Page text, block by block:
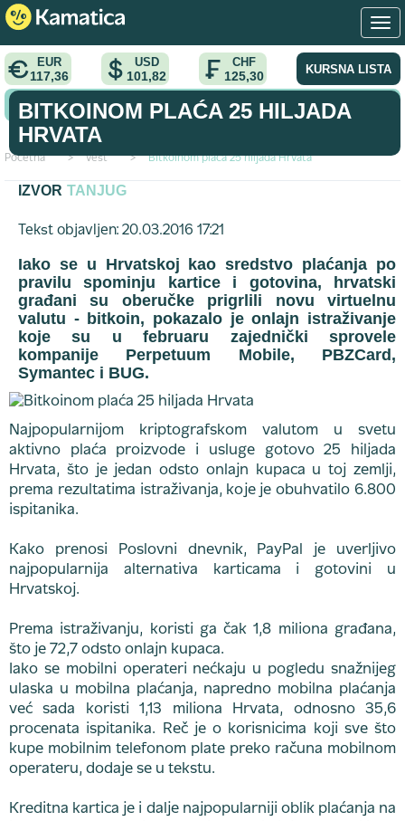
EUR
117,36
USD
101,82
CHF
125,30 KURSNA LISTA
KONVERTOR VALUTA
Početna > vest > Bitkoinom plaća 25 hiljada Hrvata
BITKOINOM PLAĆA 25 HILJADA
HRVATA
IZVOR TANJUG
Tekst objavljen: 20.03.2016 17:21
Iako se u Hrvatskoj kao sredstvo plaćanja po
pravilu spominju kartice i gotovina, hrvatski
građani su oberučke prigrlili novu virtuelnu
valutu - bitkoin, pokazalo je onlajn istraživanje
koje su u februaru zajednički sprovele
kompanije Perpetuum Mobile, PBZCard,
Symantec i BUG.
Najpopularnijom kriptografskom valutom u svetu
aktivno plaća proizvode i usluge gotovo 25 hiljada
Hrvata, što je jedan odsto onlajn kupaca u toj zemlji,
prema rezultatima istraživanja, koje je obuhvatilo 6.800
ispitanika.
Kako prenosi Poslovni dnevnik, PayPal je uverljivo
najpopularnija alternativa karticama i gotovini u
Hrvatskoj.
Prema istraživanju, koristi ga čak 1,8 miliona građana,
što je 72,7 odsto onlajn kupaca.
Iako se mobilni operateri nećkaju u pogledu snažnijeg
ulaska u mobilna plaćanja, napredno mobilna plaćanja
već sada koristi 1,13 miliona Hrvata, odnosno 35,6
procenata ispitanika. Reč je o korisnicima koji sve što
kupe mobilnim telefonom plate preko računa mobilnom
operateru, dodaje se u tekstu.
Kreditna kartica je i dalje najpopularniji oblik plaćanja na